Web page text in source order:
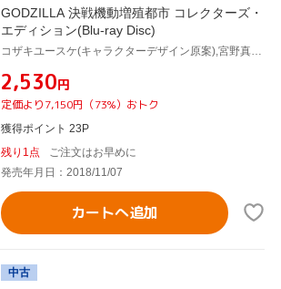
GODZILLA 決戦機動増殖都市 コレクターズ・
エディション(Blu-ray Disc)
コザキユースケ(キャラクターデザイン原案),宮野真守,櫻井孝宏,花澤香菜,静野孔文(監督),瀬下寛之(監督),森山佑樹(CGキャラクターデザイン),服部隆之(音楽)
¥2,530円
定価より7,150円（73%）おトク
獲得ポイント 23P
残り1点
ご注文はお早めに
発売年月日：2018/11/07
カートへ追加
中古